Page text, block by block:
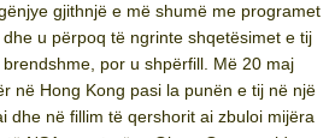
gjithnjë e më shumë me programet
u përpoq të ngrinte shqetësimet e tij
por u shpërfill. Më 20 maj
në Hong Kong pasi la punën e tij në një
dhe në fillim të qershorit ai zbuloi mijëra